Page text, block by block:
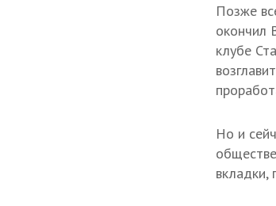
Позже
окончил
клубе
Но и
вкладки,